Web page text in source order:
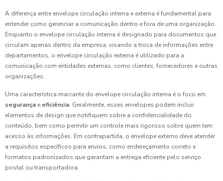
A diferença entre envelope circulação interna e externa é fundamental para
entender como gerenciar a comunicação dentro e fora de uma organização.
Enquanto o envelope circulação interna é designado para documentos que
circulam apenas dentro da empresa, visando a troca de informações entre
departamentos, o envelope circulação externa é utilizado para a
comunicação com entidades externas, como clientes, fornecedores e outras
organizações.
Uma característica marcante do envelope circulação interna é o foco em
segurança e eficiência. Geralmente, esses envelopes podem incluir
elementos de design que notifiquem sobre a confidencialidade do
conteúdo, bem como permitir um controle mais rigoroso sobre quem tem
acesso às informações. Em contrapartida, o envelope externo deve atender
a requisitos específicos para envios, como endereçamento correto e
formatos padronizados que garantam a entrega eficiente pelo serviço
postal ou transportadora.